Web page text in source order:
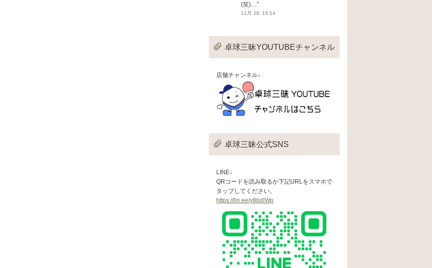
(笑)…”
11月 28, 15:14
卓球三昧YOUTUBEチャンネル
店舗チャンネル↓
卓球三昧公式SNS
LINE↓
QRコードを読み取るか下記URLをスマホで
タップしてください。
https://lin.ee/y8bdlWp